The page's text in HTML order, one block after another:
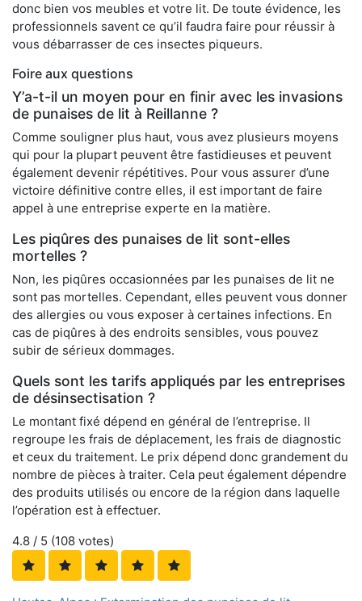
donc bien vos meubles et votre lit. De toute évidence, les
professionnels savent ce qu’il faudra faire pour réussir à
vous débarrasser de ces insectes piqueurs.
Foire aux questions
Y’a-t-il un moyen pour en finir avec les invasions
de punaises de lit à Reillanne ?
Comme souligner plus haut, vous avez plusieurs moyens
qui pour la plupart peuvent être fastidieuses et peuvent
également devenir répétitives. Pour vous assurer d’une
victoire définitive contre elles, il est important de faire
appel à une entreprise experte en la matière.
Les piqûres des punaises de lit sont-elles
mortelles ?
Non, les piqûres occasionnées par les punaises de lit ne
sont pas mortelles. Cependant, elles peuvent vous donner
des allergies ou vous exposer à certaines infections. En
cas de piqûres à des endroits sensibles, vous pouvez
subir de sérieux dommages.
Quels sont les tarifs appliqués par les entreprises
de désinsectisation ?
Le montant fixé dépend en général de l’entreprise. Il
regroupe les frais de déplacement, les frais de diagnostic
et ceux du traitement. Le prix dépend donc grandement du
nombre de pièces à traiter. Cela peut également dépendre
des produits utilisés ou encore de la région dans laquelle
l’opération est à effectuer.
4.8 / 5 (108 votes)